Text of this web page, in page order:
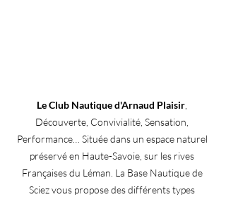
Le Club Nautique d'Arnaud Plaisir
Découverte, Convivialité, Sensation,
Performance… Située dans un espace naturel
préservé en Haute-Savoie, sur les rives
Françaises du Léman. La Base Nautique de
Sciez vous propose des différents types